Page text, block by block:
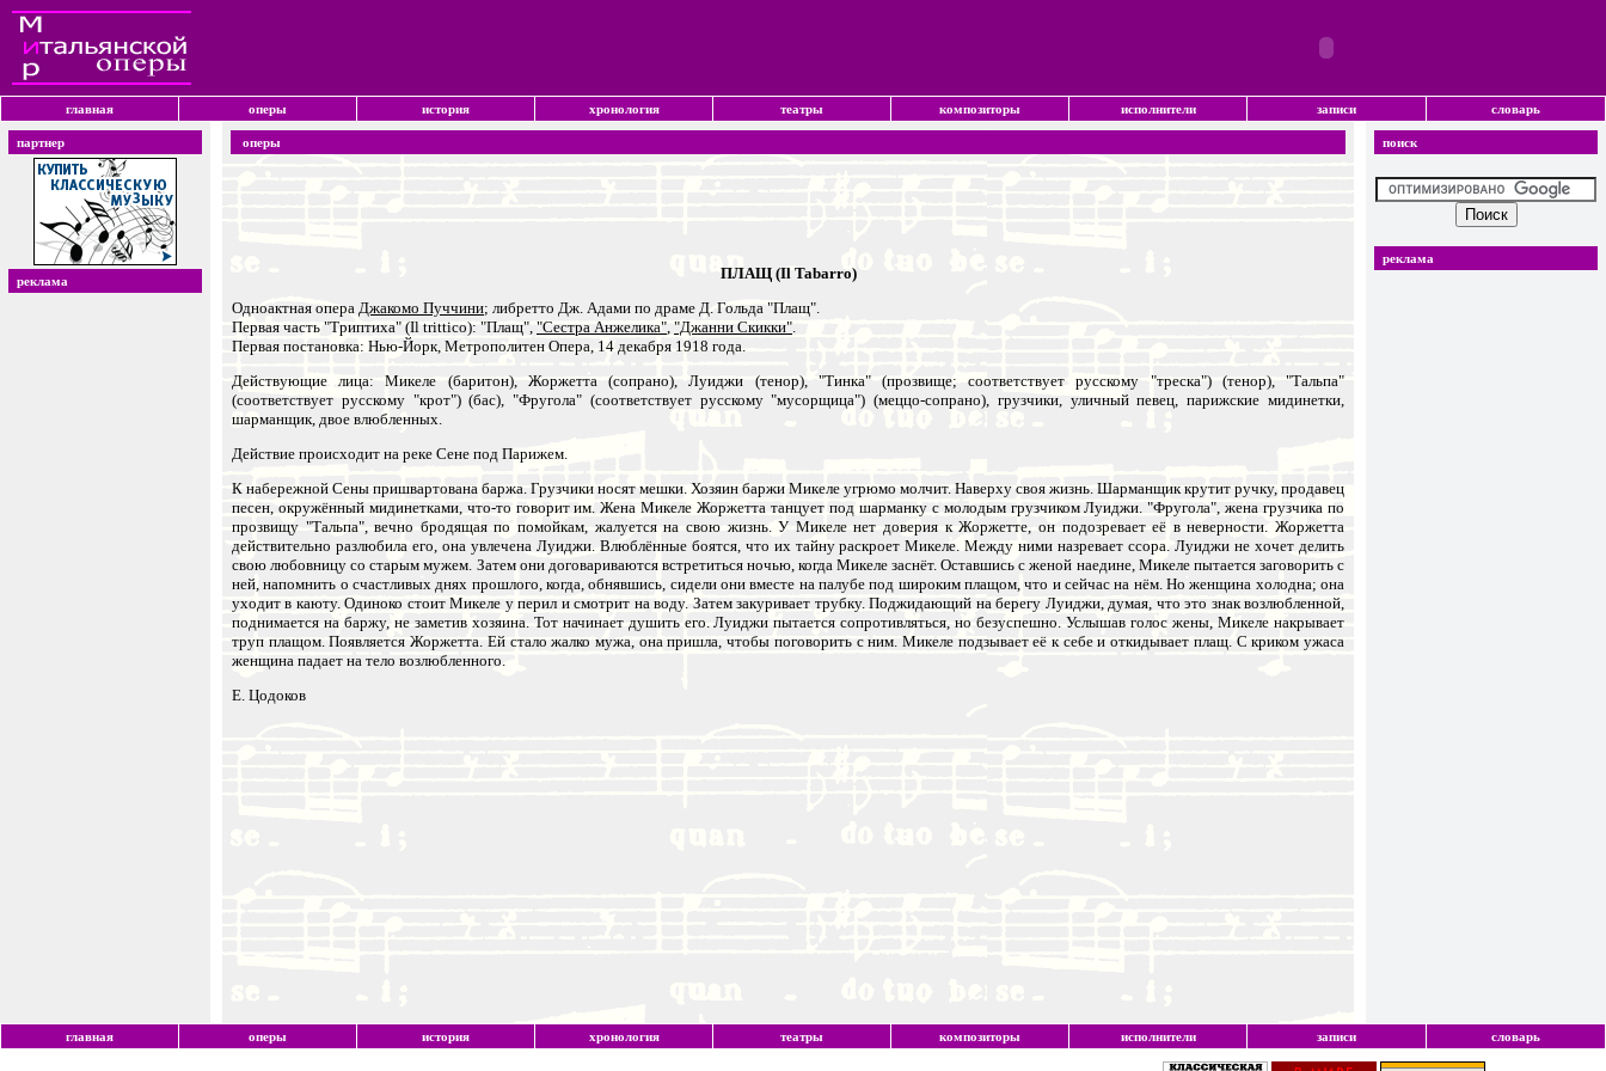
главная оперы история хронология театры композиторы исполнители записи словарь
партнер
реклама
оперы
ПЛАЩ (Il Tabarro)
Одноактная опера Джакомо Пуччини; либретто Дж. Адами по драме Д. Гольда "Плащ".
Первая часть "Триптиха" (Il trittico): "Плащ", "Сестра Анжелика", "Джанни Скикки".
Первая постановка: Нью-Йорк, Метрополитен Опера, 14 декабря 1918 года.
Действующие лица: Микеле (баритон), Жоржетта (сопрано), Луиджи (тенор), "Тинка" (прозвище; соответствует русскому "треска") (тенор), "Тальпа"
(соответствует русскому "крот") (бас), "Фругола" (соответствует русскому "мусорщица") (меццо-сопрано), грузчики, уличный певец, парижские мидинетки,
шарманщик, двое влюбленных.
Действие происходит на реке Сене под Парижем.
К набережной Сены пришвартована баржа. Грузчики носят мешки. Хозяин баржи Микеле угрюмо молчит. Наверху своя жизнь. Шарманщик крутит ручку, продавец
песен, окружённый мидинетками, что-то говорит им. Жена Микеле Жоржетта танцует под шарманку с молодым грузчиком Луиджи. "Фругола", жена грузчика по
прозвищу "Тальпа", вечно бродящая по помойкам, жалуется на свою жизнь. У Микеле нет доверия к Жоржетте, он подозревает её в неверности. Жоржетта
действительно разлюбила его, она увлечена Луиджи. Влюблённые боятся, что их тайну раскроет Микеле. Между ними назревает ссора. Луиджи не хочет делить
свою любовницу со старым мужем. Затем они договариваются встретиться ночью, когда Микеле заснёт. Оставшись с женой наедине, Микеле пытается заговорить с
ней, напомнить о счастливых днях прошлого, когда, обнявшись, сидели они вместе на палубе под широким плащом, что и сейчас на нём. Но женщина холодна; она
уходит в каюту. Одиноко стоит Микеле у перил и смотрит на воду. Затем закуривает трубку. Поджидающий на берегу Луиджи, думая, что это знак возлюбленной,
поднимается на баржу, не заметив хозяина. Тот начинает душить его. Луиджи пытается сопротивляться, но безуспешно. Услышав голос жены, Микеле накрывает
труп плащом. Появляется Жоржетта. Ей стало жалко мужа, она пришла, чтобы поговорить с ним. Микеле подзывает её к себе и откидывает плащ. С криком ужаса
женщина падает на тело возлюбленного.
Е. Цодоков
поиск
реклама
главная оперы история хронология театры композиторы исполнители записи словарь